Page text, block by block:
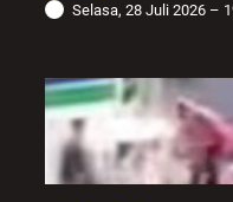
Selasa, 28 Juli 2026 –